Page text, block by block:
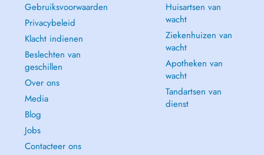
Gebruiksvoorwaarden
Privacybeleid
Klacht indienen
Beslechten van
geschillen
Over ons
Media
Blog
Jobs
Contacteer ons
Huisartsen van
wacht
Ziekenhuizen van
wacht
Apotheken van
wacht
Tandartsen van
dienst